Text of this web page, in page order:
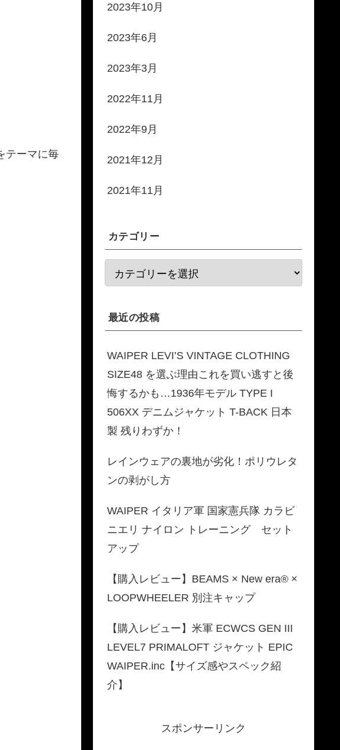
テーマに毎
2023年10月
2023年6月
2023年3月
2022年11月
2022年9月
2021年12月
2021年11月
カテゴリー
最近の投稿
WAIPER LEVI’S VINTAGE CLOTHING
SIZE48 を選ぶ理由これを買い逃すと後
悔するかも…1936年モデル TYPE I
506XX デニムジャケット T-BACK 日本
製 残りわずか！
レインウェアの裏地が劣化！ポリウレタ
ンの剥がし方
WAIPER イタリア軍 国家憲兵隊 カラビ
ニエリ ナイロン トレーニング セット
アップ
【購入レビュー】BEAMS × New era® ×
LOOPWHEELER 別注キャップ
【購入レビュー】米軍 ECWCS GEN III
LEVEL7 PRIMALOFT ジャケット EPIC
WAIPER.inc【サイズ感やスペック紹
介】
スポンサーリンク